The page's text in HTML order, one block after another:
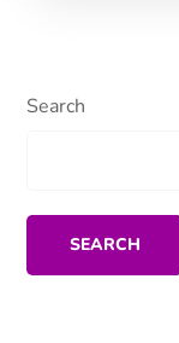
Search
SEARCH